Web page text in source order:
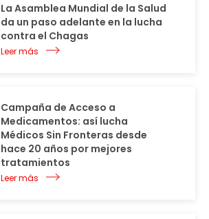
La Asamblea Mundial de la Salud
da un paso adelante en la lucha
contra el Chagas
Leer más
Campaña de Acceso a
Medicamentos: así lucha
Médicos Sin Fronteras desde
hace 20 años por mejores
tratamientos
Leer más